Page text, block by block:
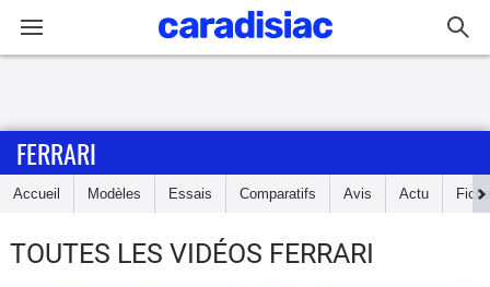
Accueil
Essais
FERRARI
Accueil Modèles Essais Comparatifs Avis Actu
TOUTES LES VIDÉOS FERRARI